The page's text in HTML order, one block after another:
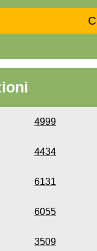
4999
4434
6131
6055
3509